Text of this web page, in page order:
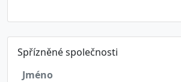
Spřízněné společnosti
Jméno